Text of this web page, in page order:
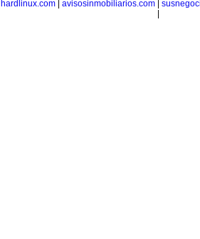
hardlinux.com
avisosinmobiliarios.com